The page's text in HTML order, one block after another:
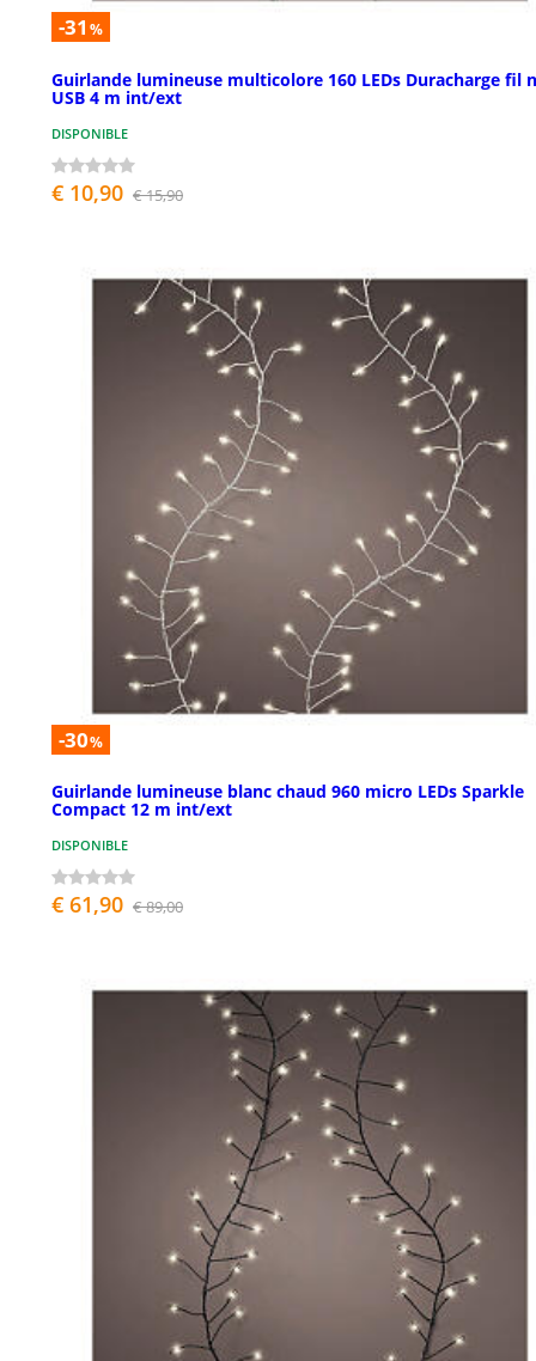
-31 %
Guirlande lumineuse multicolore 160 LEDs Duracharge fil
USB 4 m int/ext
DISPONIBLE
€ 10,90 € 15,90
-30%
Guirlande lumineuse blanc chaud 960 micro LEDs Sparkle
Compact 12 m int/ext
DISPONIBLE
€ 61,90 € 89,00